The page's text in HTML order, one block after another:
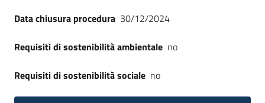
Data chiusura procedura 30/12/2024
Requisiti di sostenibilità ambientale no
Requisiti di sostenibilità sociale no